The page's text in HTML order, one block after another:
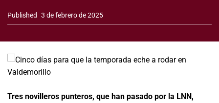
Published 3 de febrero de 2025
Tres novilleros punteros, que han pasado por la LNN,